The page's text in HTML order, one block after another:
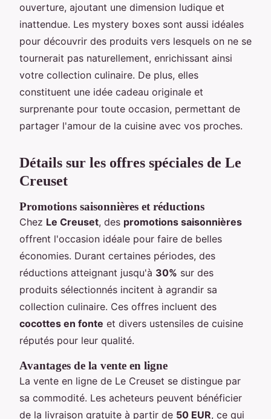
ouverture, ajoutant une dimension ludique et
inattendue. Les mystery boxes sont aussi idéales
pour découvrir des produits vers lesquels on ne se
tournerait pas naturellement, enrichissant ainsi
votre collection culinaire. De plus, elles
constituent une idée cadeau originale et
surprenante pour toute occasion, permettant de
partager l'amour de la cuisine avec vos proches.
Détails sur les offres spéciales de Le
Creuset
Promotions saisonnières et réductions
Chez Le Creuset, des promotions saisonnières
offrent l'occasion idéale pour faire de belles
économies. Durant certaines périodes, des
réductions atteignant jusqu'à 30% sur des
produits sélectionnés incitent à agrandir sa
collection culinaire. Ces offres incluent des
cocottes en fonte et divers ustensiles de cuisine
réputés pour leur qualité.
Avantages de la vente en ligne
La vente en ligne de Le Creuset se distingue par
sa commodité. Les acheteurs peuvent bénéficier
de la livraison gratuite à partir de 50 EUR, ce qui